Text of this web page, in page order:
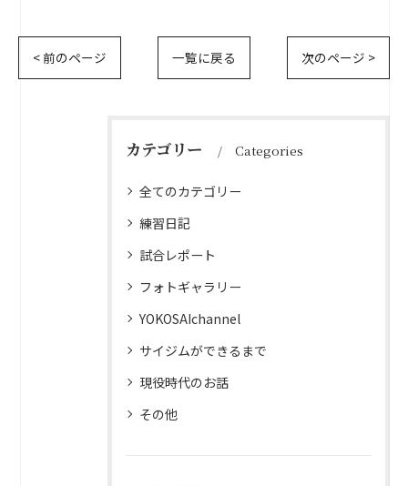
< 前のページ 一覧に戻る 次のページ >
カテゴリー Categories
全てのカテゴリー
練習日記
試合レポート
フォトギャラリー
YOKOSAIchannel
サイジムができるまで
現役時代のお話
その他